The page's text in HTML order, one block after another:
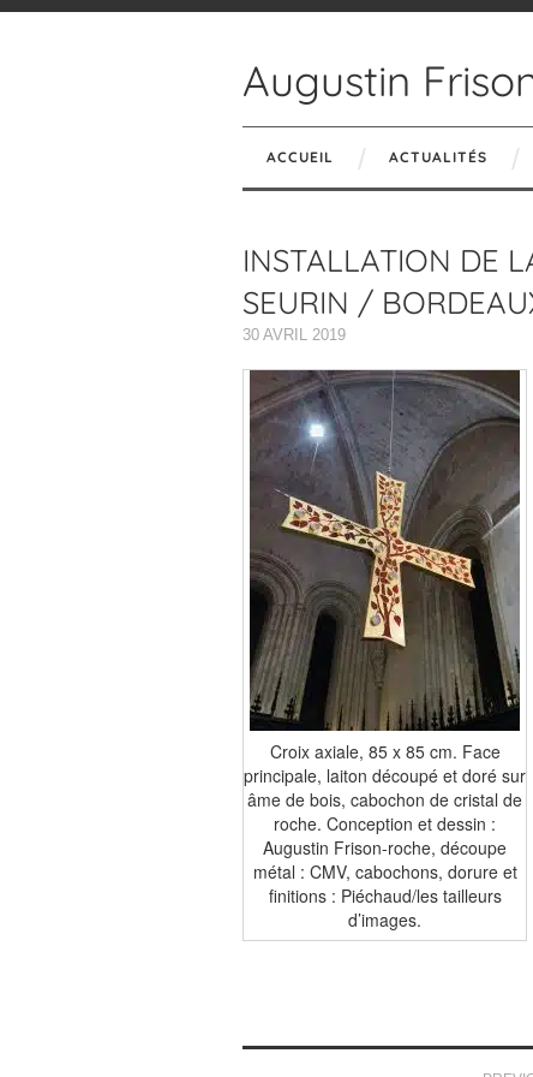
Augustin
ACCUEIL ACTUALITÉS
INSTALLATION DE
SEURIN /
30 AVRIL 2019
Croix axiale, 85 x 85 cm. Face
principale, laiton découpé et doré sur
âme de bois, cabochon de cristal de
roche. Conception et dessin :
Augustin Frison-roche, découpe
métal : CMV, cabochons, dorure et
finitions : Piéchaud/les tailleurs
d’images.